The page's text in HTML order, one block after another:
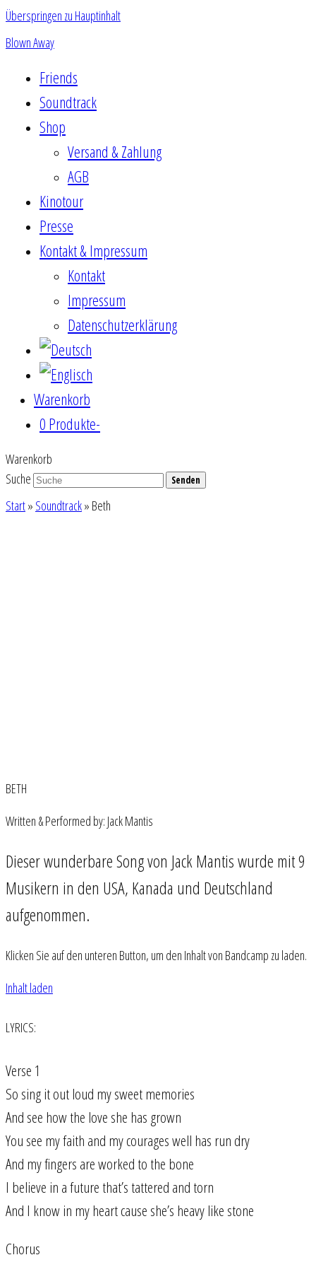
Überspringen zu Hauptinhalt
Blown Away
Friends
Soundtrack
Shop
Versand & Zahlung
AGB
Kinotour
Presse
Kontakt & Impressum
Kontakt
Impressum
Datenschutzerklärung
Warenkorb
0 Produkte-
Warenkorb
Suche
Senden
Start» Soundtrack» Beth
BETH
Written & Performed by: Jack Mantis
Dieser wunderbare Song von Jack Mantis wurde mit 9
Musikern in den USA, Kanada und Deutschland
aufgenommen.
Klicken Sie auf den unteren Button, um den Inhalt von Bandcamp zu laden.
Inhalt laden
LYRICS:
Verse 1
So sing it out loud my sweet memories
And see how the love she has grown
You see my faith and my courages well has run dry
And my fingers are worked to the bone
I believe in a future that’s tattered and torn
And I know in my heart cause she’s heavy like stone
Chorus